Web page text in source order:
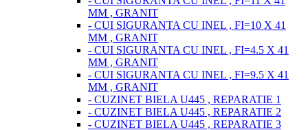
MM , GRANIT
- CUI SIGURANTA CU INEL , FI=10 X 41
MM , GRANIT
- CUI SIGURANTA CU INEL , FI=4.5 X 41
MM , GRANIT
- CUI SIGURANTA CU INEL , FI=9.5 X 41
MM , GRANIT
- CUZINET BIELA U445 , REPARATIE 1
- CUZINET BIELA U445 , REPARATIE 2
- CUZINET BIELA U445 , REPARATIE 3